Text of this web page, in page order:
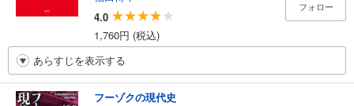
4.0
1,760円 (税込)
フォロー
あらすじを表示する
フーゾクの現代史